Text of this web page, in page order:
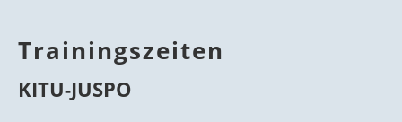
Trainingszeiten
KITU-JUSPO